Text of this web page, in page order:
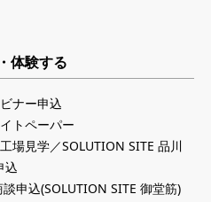
体験する
ナー申込
トペーパー
場見学／SOLUTION SITE 品川
込
談申込(SOLUTION SITE 御堂筋)